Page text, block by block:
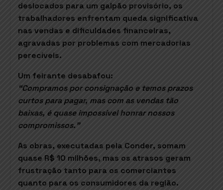
deslocados para um galpão provisório, os
trabalhadores enfrentam queda significativa
nas vendas e dificuldades financeiras,
agravadas por problemas com mercadorias
perecíveis.
Um feirante desabafou:
“Compramos por consignação e temos prazos
curtos para pagar, mas com as vendas tão
baixas, é quase impossível honrar nossos
compromissos.”
As obras, executadas pela Conder, somam
quase R$ 10 milhões, mas os atrasos geram
frustração tanto para os comerciantes
quanto para os consumidores da região.